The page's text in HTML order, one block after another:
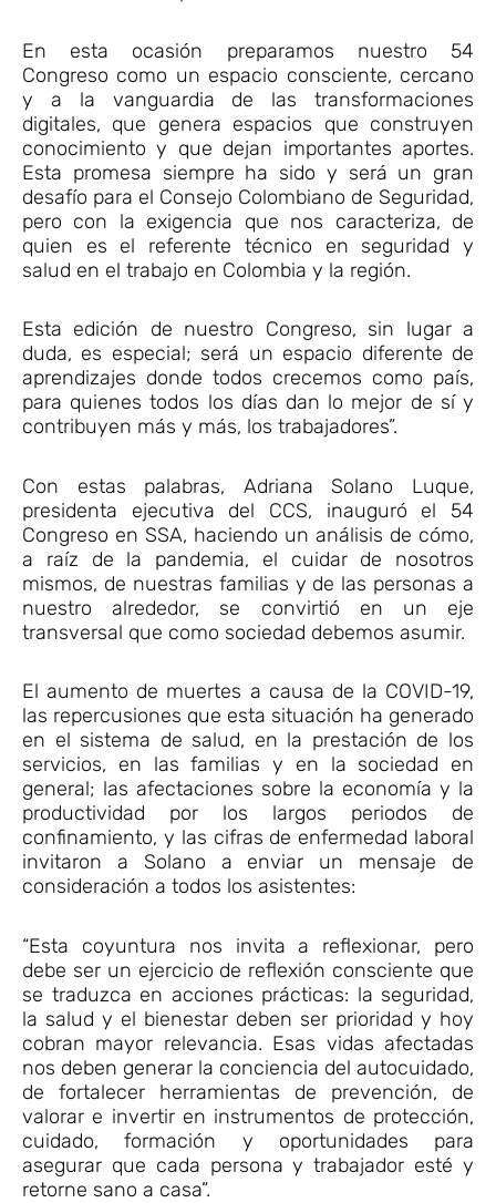
En esta ocasión preparamos nuestro 54
Congreso como un espacio consciente, cercano
y a la vanguardia de las transformaciones
digitales, que genera espacios que construyen
conocimiento y que dejan importantes aportes.
Esta promesa siempre ha sido y será un gran
desafío para el Consejo Colombiano de Seguridad,
pero con la exigencia que nos caracteriza, de
quien es el referente técnico en seguridad y
salud en el trabajo en Colombia y la región.
Esta edición de nuestro Congreso, sin lugar a
duda, es especial; será un espacio diferente de
aprendizajes donde todos crecemos como país,
para quienes todos los días dan lo mejor de sí y
contribuyen más y más, los trabajadores”.
Con estas palabras, Adriana Solano Luque,
presidenta ejecutiva del CCS, inauguró el 54
Congreso en SSA, haciendo un análisis de cómo,
a raíz de la pandemia, el cuidar de nosotros
mismos, de nuestras familias y de las personas a
nuestro alrededor, se convirtió en un eje
transversal que como sociedad debemos asumir.
El aumento de muertes a causa de la COVID-19,
las repercusiones que esta situación ha generado
en el sistema de salud, en la prestación de los
servicios, en las familias y en la sociedad en
general; las afectaciones sobre la economía y la
productividad por los largos periodos de
confinamiento, y las cifras de enfermedad laboral
invitaron a Solano a enviar un mensaje de
consideración a todos los asistentes:
“Esta coyuntura nos invita a reflexionar, pero
debe ser un ejercicio de reflexión consciente que
se traduzca en acciones prácticas: la seguridad,
la salud y el bienestar deben ser prioridad y hoy
cobran mayor relevancia. Esas vidas afectadas
nos deben generar la conciencia del autocuidado,
de fortalecer herramientas de prevención, de
valorar e invertir en instrumentos de protección,
cuidado, formación y oportunidades para
asegurar que cada persona y trabajador esté y
retorne sano a casa”.